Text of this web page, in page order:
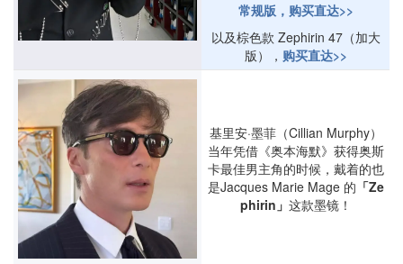
常规版，购买直达>>
以及棕色款 Zephirin 47（加大
版）， 购买直达>>
基里安·墨菲（Cillian Murphy）
当年凭借《奥本海默》获得奥斯
卡最佳男主角的时候，戴着的也
是Jacques Marie Mage 的 「Ze
phirin」 这款墨镜！